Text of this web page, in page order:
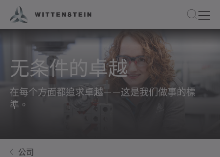
无条件的卓越
在每个方面都追求卓越——这是我们做事的標
準。
公司